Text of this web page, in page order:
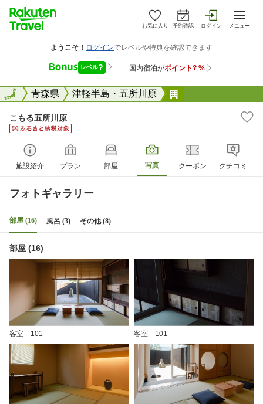
お気に入り 予約確認 ログイン メニュー
全国青森県 津軽半島・五所川原
全国
こもる五所川原
施設紹介 プラン 部屋 写真 クーポン クチコミ
フォトギャラリー
部屋 (16) 風呂 (3) その他 (8)
部屋 (16)
客室 101 客室 101